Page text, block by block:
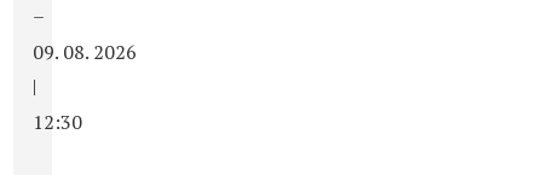
–
09. 08. 2026
|
12:30